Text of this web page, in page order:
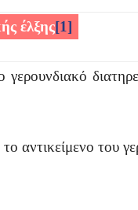
έλξης[1]
γερουνδιακό
αντικείμενο του